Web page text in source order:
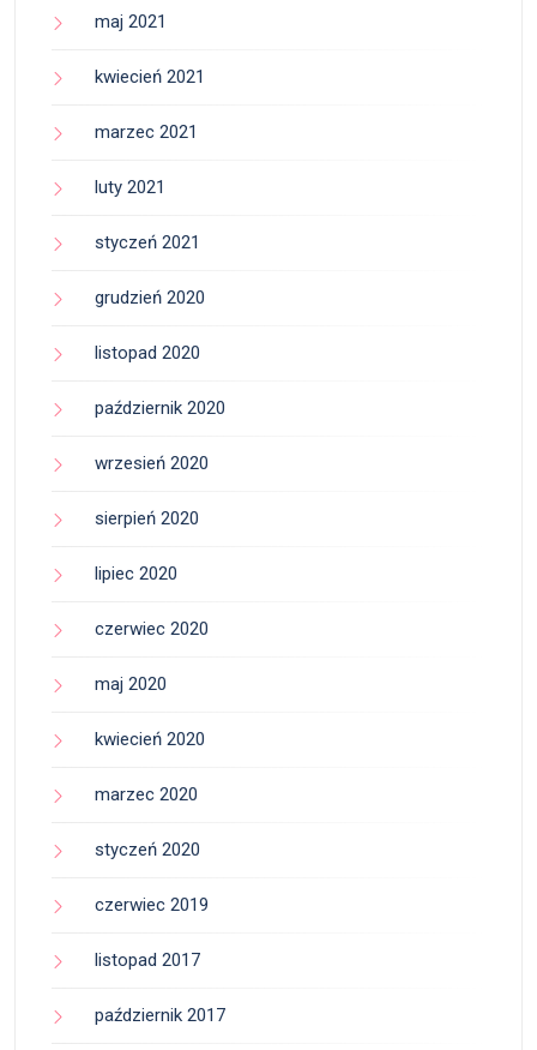
maj 2021
kwiecień 2021
marzec 2021
luty 2021
styczeń 2021
grudzień 2020
listopad 2020
październik 2020
wrzesień 2020
sierpień 2020
lipiec 2020
czerwiec 2020
maj 2020
kwiecień 2020
marzec 2020
styczeń 2020
czerwiec 2019
listopad 2017
październik 2017